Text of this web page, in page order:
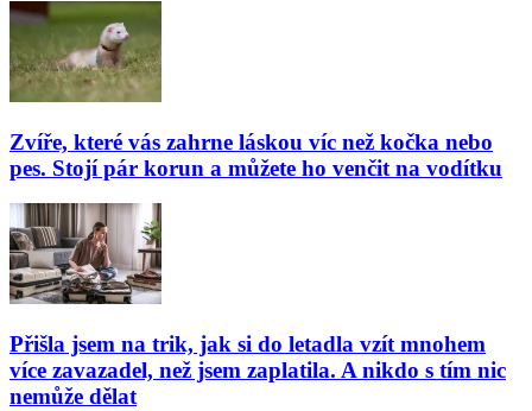
Zvíře, které vás zahrne láskou víc než kočka nebo
pes. Stojí pár korun a můžete ho venčit na vodítku
Přišla jsem na trik, jak si do letadla vzít mnohem
více zavazadel, než jsem zaplatila. A nikdo s tím nic
nemůže dělat